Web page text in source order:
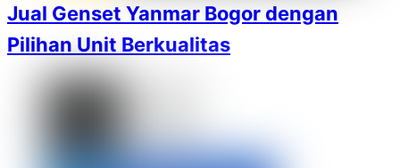
Jual Genset Yanmar Bogor dengan
Pilihan Unit Berkualitas